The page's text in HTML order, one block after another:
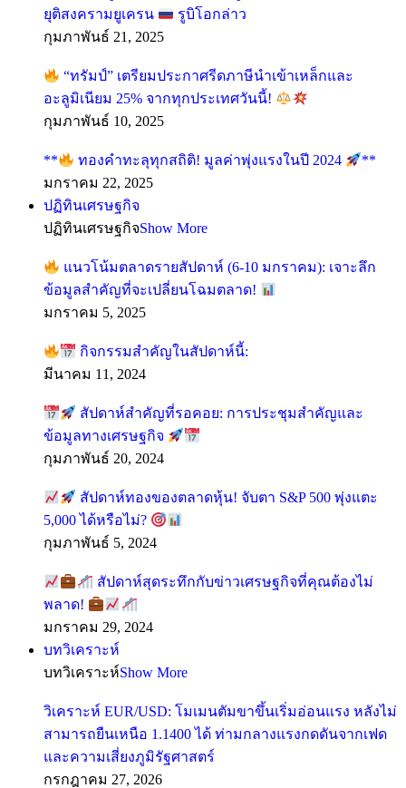
ยุติสงครามยูเครน
รูบิโอกล่าว
กุมภาพันธ์ 21, 2025
“ทรัมป์” เตรียมประกาศรีดภาษีนำเข้าเหล็กและ
อะลูมิเนียม 25% จากทุกประเทศวันนี้!
กุมภาพันธ์ 10, 2025
** ทองคำทะลุทุกสถิติ! มูลค่าพุ่งแรงในปี 2024
**
มกราคม 22, 2025
ปฏิทินเศรษฐกิจ
ปฏิทินเศรษฐกิจShow More
แนวโน้มตลาดรายสัปดาห์ (6-10 มกราคม): เจาะลึก
ข้อมูลสำคัญที่จะเปลี่ยนโฉมตลาด!
มกราคม 5, 2025
กิจกรรมสำคัญในสัปดาห์นี้:
มีนาคม 11, 2024
สัปดาห์สำคัญที่รอคอย: การประชุมสำคัญและ
ข้อมูลทางเศรษฐกิจ
กุมภาพันธ์ 20, 2024
สัปดาห์ทองของตลาดหุ้น! จับตา S&P 500 พุ่งแตะ
5,000 ได้หรือไม่?
กุมภาพันธ์ 5, 2024
สัปดาห์สุดระทึกกับข่าวเศรษฐกิจที่คุณต้องไม่
พลาด!
มกราคม 29, 2024
บทวิเคราะห์
บทวิเคราะห์Show More
วิเคราะห์ EUR/USD: โมเมนตัมขาขึ้นเริ่มอ่อนแรง หลังไม่
สามารถยืนเหนือ 1.1400 ได้ ท่ามกลางแรงกดดันจากเฟด
และความเสี่ยงภูมิรัฐศาสตร์
กรกฎาคม 27, 2026